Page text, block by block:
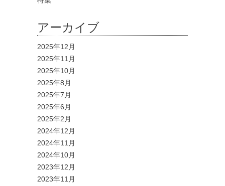
アーカイブ
2025年12月
2025年11月
2025年10月
2025年8月
2025年7月
2025年6月
2025年2月
2024年12月
2024年11月
2024年10月
2023年12月
2023年11月